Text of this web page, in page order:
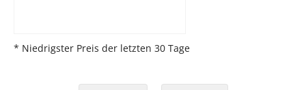
* Niedrigster Preis der letzten 30 Tage